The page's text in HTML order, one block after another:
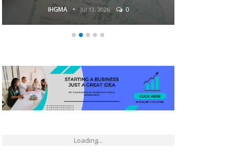
IHGMA Jul 13, 2026 0
Loading...